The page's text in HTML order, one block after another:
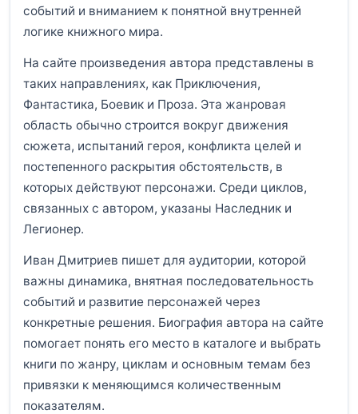
событий и вниманием к понятной внутренней
логике книжного мира.
На сайте произведения автора представлены в
таких направлениях, как Приключения,
Фантастика, Боевик и Проза. Эта жанровая
область обычно строится вокруг движения
сюжета, испытаний героя, конфликта целей и
постепенного раскрытия обстоятельств, в
которых действуют персонажи. Среди циклов,
связанных с автором, указаны Наследник и
Легионер.
Иван Дмитриев пишет для аудитории, которой
важны динамика, внятная последовательность
событий и развитие персонажей через
конкретные решения. Биография автора на сайте
помогает понять его место в каталоге и выбрать
книги по жанру, циклам и основным темам без
привязки к меняющимся количественным
показателям.